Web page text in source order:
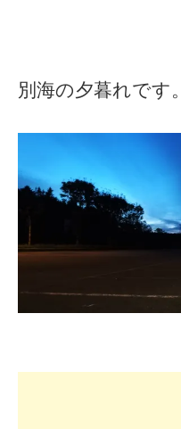
別海の夕暮れです。